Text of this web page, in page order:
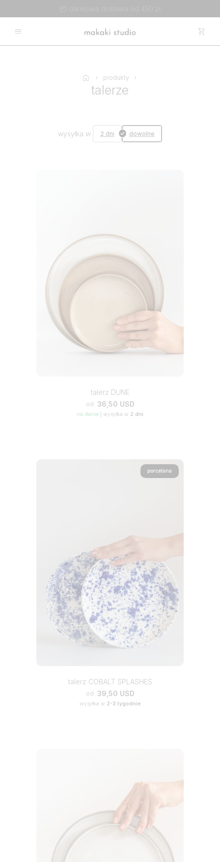
produkty
talerze
wysyłka w 2 dni dowolne
talerz DUNE
od 36,50 USD
na stanie wysyłka w 2 dni
porcelana
talerz COBALT SPLASHES
od 39,50 USD
wysyłka w 2-3 tygodnie